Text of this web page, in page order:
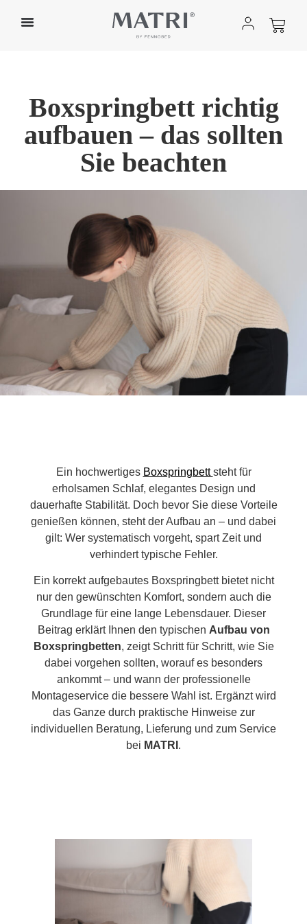
Boxspringbett richtig
aufbauen – das sollten
Sie beachten
Ein hochwertiges Boxspringbettsteht für
erholsamen Schlaf, elegantes Design und
dauerhafte Stabilität. Doch bevor Sie diese Vorteile
genießen können, steht der Aufbau an – und dabei
gilt: Wer systematisch vorgeht, spart Zeit und
verhindert typische Fehler.
Ein korrekt aufgebautes Boxspringbett bietet nicht
nur den gewünschten Komfort, sondern auch die
Grundlage für eine lange Lebensdauer. Dieser
Beitrag erklärt Ihnen den typischen Aufbau von
Boxspringbetten, zeigt Schritt für Schritt, wie Sie
dabei vorgehen sollten, worauf es besonders
ankommt – und wann der professionelle
Montageservice die bessere Wahl ist. Ergänzt wird
das Ganze durch praktische Hinweise zur
individuellen Beratung, Lieferung und zum Service
bei MATRI .